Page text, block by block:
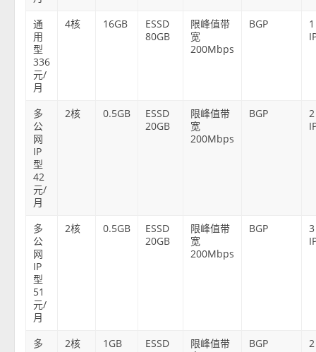
通
用
型
336
元/
月
4核 16GB
ESSD
80GB
限峰值带
宽
200Mbps
BGP
1
多
公
网
IP
型
42
元/
月
2核 0.5GB
ESSD
20GB
限峰值带
宽
200Mbps
BGP
2
多
公
网
IP
型
51
元/
月
2核 0.5GB
ESSD
20GB
限峰值带
宽
200Mbps
BGP
3
多
2核 1GB
ESSD
限峰值带
BGP
2